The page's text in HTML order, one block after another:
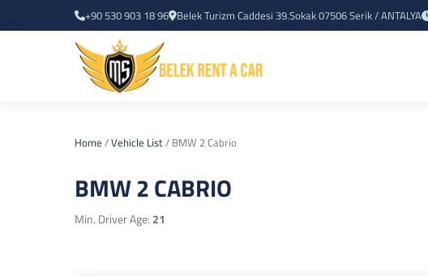
+90 530 903 18 96 Belek Turizm Caddesi 39.Sokak 07506 Serik / ANTALYA
Home /Vehicle List/ BMW 2 Cabrio
BMW 2 CABRIO
Min. Driver Age: 21